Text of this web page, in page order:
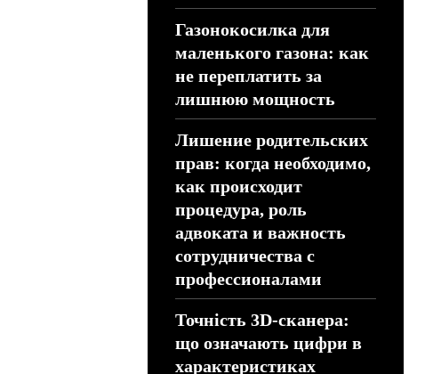
Газонокосилка для
маленького газона: как
не переплатить за
лишнюю мощность
Лишение родительских
прав: когда необходимо,
как происходит
процедура, роль
адвоката и важность
сотрудничества с
профессионалами
Точність 3D-сканера:
що означають цифри в
характеристиках